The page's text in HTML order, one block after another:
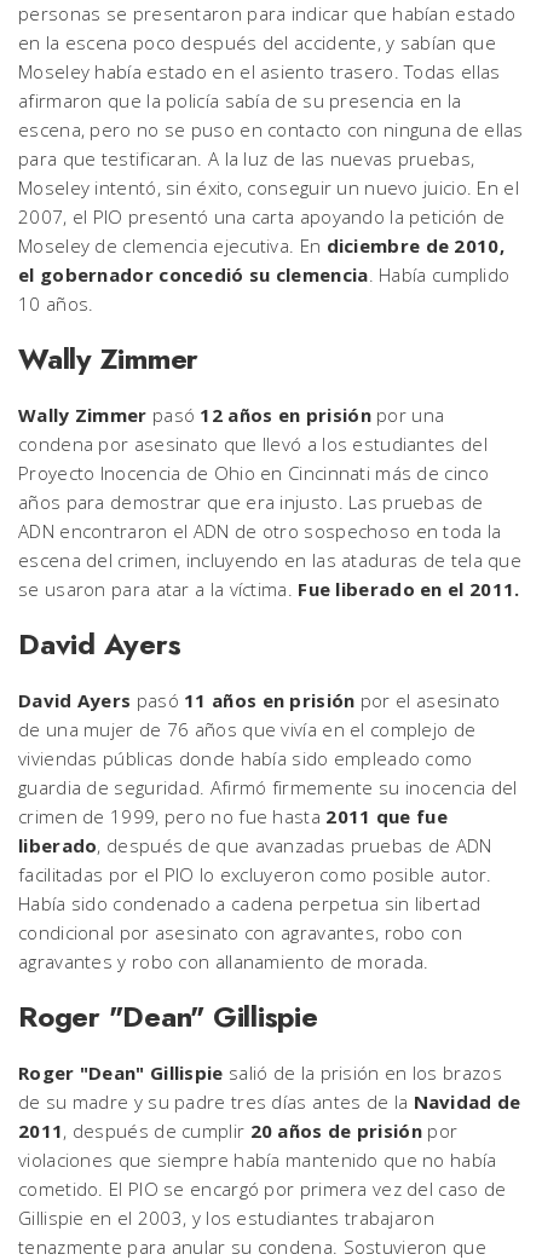
personas se presentaron para indicar que habían estado
en la escena poco después del accidente, y sabían que
Moseley había estado en el asiento trasero. Todas ellas
afirmaron que la policía sabía de su presencia en la
escena, pero no se puso en contacto con ninguna de ellas
para que testificaran. A la luz de las nuevas pruebas,
Moseley intentó, sin éxito, conseguir un nuevo juicio. En el
2007, el PIO presentó una carta apoyando la petición de
Moseley de clemencia ejecutiva. En diciembre de 2010,
el gobernador concedió su clemencia. Había cumplido
10 años.
Wally Zimmer
Wally Zimmer pasó 12 años en prisiónpor una
condena por asesinato que llevó a los estudiantes del
Proyecto Inocencia de Ohio en Cincinnati más de cinco
años para demostrar que era injusto. Las pruebas de
ADN encontraron el ADN de otro sospechoso en toda la
escena del crimen, incluyendo en las ataduras de tela que
se usaron para atar a la víctima. Fue liberado en el 2011.
David Ayers
David Ayers pasó 11 años en prisión por el asesinato
de una mujer de 76 años que vivía en el complejo de
viviendas públicas donde había sido empleado como
guardia de seguridad. Afirmó firmemente su inocencia del
crimen de 1999, pero no fue hasta 2011 que fue
liberado, después de que avanzadas pruebas de ADN
facilitadas por el PIO lo excluyeron como posible autor.
Había sido condenado a cadena perpetua sin libertad
condicional por asesinato con agravantes, robo con
agravantes y robo con allanamiento de morada.
Roger "Dean" Gillispie
Roger "Dean" Gillispie salió de la prisión en los brazos
de su madre y su padre tres días antes de la Navidad de
2011, después de cumplir 20 años de prisiónpor
violaciones que siempre había mantenido que no había
cometido. El PIO se encargó por primera vez del caso de
Gillispie en el 2003, y los estudiantes trabajaron
tenazmente para anular su condena. Sostuvieron que